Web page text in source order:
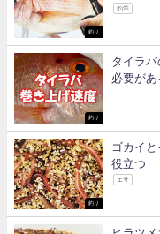
釣り
釣竿
釣り
タイラ
必要があ
釣り
ゴカイ
役立つ
エサ